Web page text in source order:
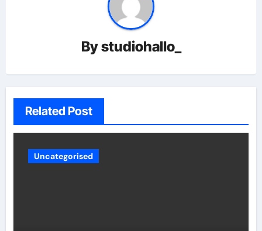
Bystudiohallo_
Related Post
Uncategorised